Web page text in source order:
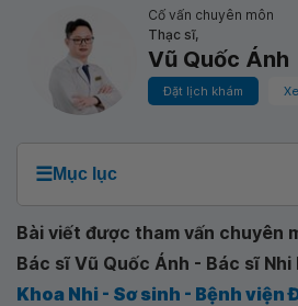
Cố vấn chuyên môn
Thạc sĩ,
Vũ Quốc Ánh
Đặt lịch khám
☰Mục lục
Bài viết được tham vấn chuyên
Bác sĩ Vũ Quốc Ánh - Bác sĩ Nhi
Khoa Nhi - Sơ sinh - Bệnh viện